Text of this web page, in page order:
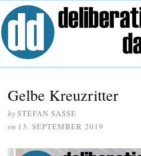
Gelbe Kreuzritter
bySTEFAN SASSE
on 13. SEPTEMBER 2019